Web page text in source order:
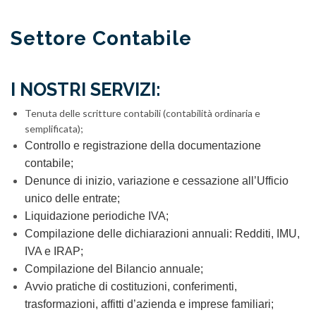
content
Settore Contabile
I NOSTRI SERVIZI:
Tenuta delle scritture contabili (contabilità ordinaria e
semplificata);
Controllo e registrazione della documentazione
contabile;
Denunce di inizio, variazione e cessazione all’Ufficio
unico delle entrate;
Liquidazione periodiche IVA;
Compilazione delle dichiarazioni annuali: Redditi, IMU,
IVA e IRAP;
Compilazione del Bilancio annuale;
Avvio pratiche di costituzioni, conferimenti,
trasformazioni, affitti d’azienda e imprese familiari;